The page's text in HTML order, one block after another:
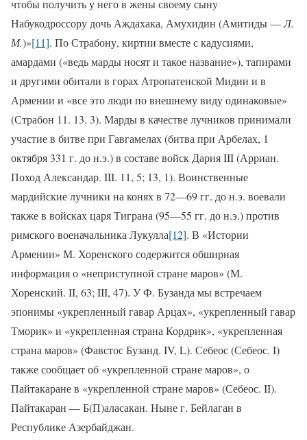
чтобы получить у него в жены своему сыну
Набукодроссору дочь Аждахака, Амухидин (Амитиды —Л.
М.)»[11]. По Страбону, киртии вместе с кадусиями,
амардами («ведь марды носят и такое название»), тапирами
и другими обитали в горах Атропатенской Мидии и в
Армении и «все это люди по внешнему виду одинаковые»
(Страбон 11. 13. 3). Марды в качестве лучников принимали
участие в битве при Гавгамелах (битва при Арбелах, 1
октября 331 г. до н.э.) в составе войск Дария III (Арриан.
Поход Александар. III. 11, 5; 13, 1). Воинственные
мардийские лучники на конях в 72—69 гг. до н.э. воевали
также в войсках царя Тиграна (95—55 гг. до н.э.) против
римского военачальника Лукулла[12]. В «Истории
Армении» М. Хоренского содержится обширная
информация о «неприступной стране маров» (М.
Хоренский. II, 63; III, 47). У Ф. Бузанда мы встречаем
эпонимы «укрепленный гавар Арцах», «укрепленный гавар
Тморик» и «укрепленная страна Кордрик», «укрепленная
страна маров» (Фавстос Бузанд. IV, L). Себеос (Себеос. I)
также сообщает об «укрепленной стране маров», о
Пайтакаране в «укрепленной стране маров» (Себеос. II).
Пайтакаран — Б(П)аласакан. Ныне г. Бейлаган в
Республике Азербайджан.